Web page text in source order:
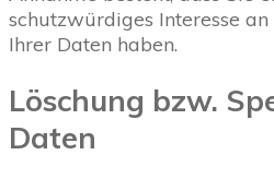
schutzwürdiges Interesse
Ihrer Daten haben.
Löschung bzw.
Daten